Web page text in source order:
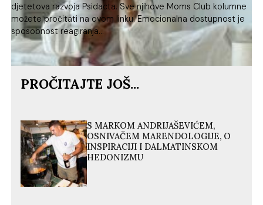
djetetova razvoja Psidacta. Sve njihove Moms Club kolumne
možete pročitati na ovom linku. Emocionalna dostupnost je
sposobnost reagiranja...
PROČITAJTE JOŠ...
S MARKOM ANDRIJAŠEVIĆEM,
OSNIVAČEM MARENDOLOGIJE, O
INSPIRACIJI I DALMATINSKOM
HEDONIZMU